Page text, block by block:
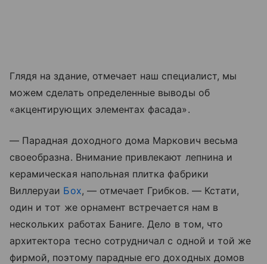
Глядя на здание, отмечает наш специалист, мы
можем сделать определенные выводы об
«акцентирующих элементах фасада».
— Парадная доходного дома Маркович весьма
своеобразна. Внимание привлекают лепнина и
керамическая напольная плитка фабрики
Виллеруаи Бох, — отмечает Грибков. — Кстати,
один и тот же орнамент встречается нам в
нескольких работах Баниге. Дело в том, что
архитектора тесно сотрудничал с одной и той же
фирмой, поэтому парадные его доходных домов